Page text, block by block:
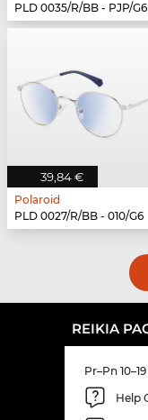
PLD 0035/R/BB - PJP/G6
39,84 €
Polaroid
PLD 0027/R/BB - 010/G6
REIKIA
Pr–Pn
Help